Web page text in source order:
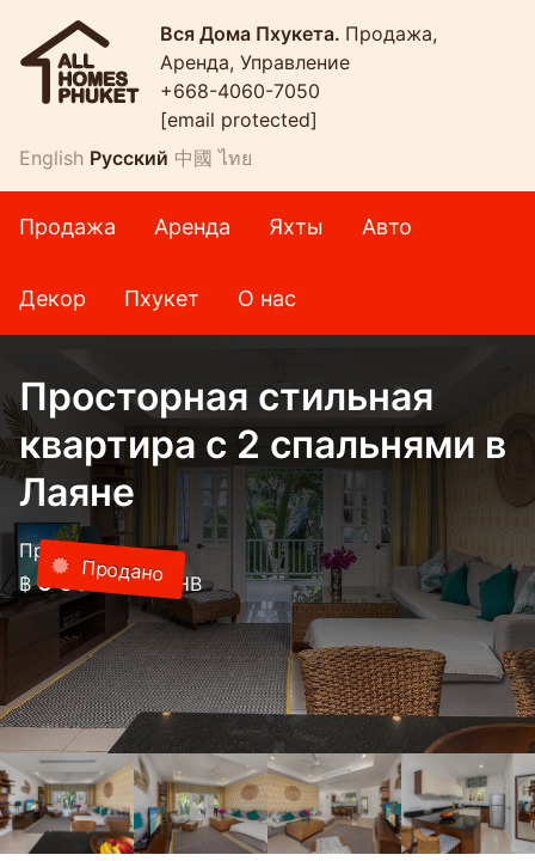
Вся Дома Пхукета. Продажа,
Аренда, Управление
+668-4060-7050
[email protected]
English Русский 中國 ไทย
Продажа Аренда Яхты Авто
Декор Пхукет О нас
Просторная стильная
квартира с 2 спальнями в
Лаяне
Продажа
Продано
฿ 6 500 000 THB